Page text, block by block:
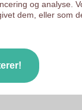
Vælg
også muligt at
dit logo gratis
giver os en
og analyse.
dem, eller som